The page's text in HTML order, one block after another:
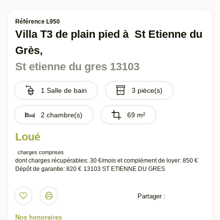
Référence L950
Villa T3 de plain pied à St Etienne du
Grès,
St etienne du gres 13103
1 Salle de bain 3 pièce(s)
2 chambre(s) 69 m²
Loué
charges comprises
dont charges récupérables: 30 €/mois et complément de loyer: 850 €
Dépôt de garantie: 820 € 13103 ST ETIENNE DU GRES
Partager :
Nos honoraires